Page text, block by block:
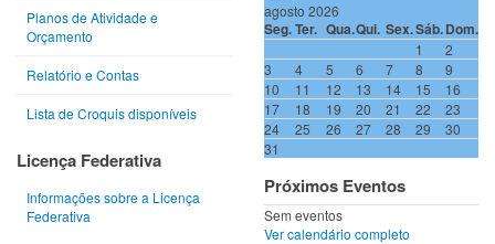
Planos de Atividade e
Orçamento
Relatório e Contas
Lista de Croquis disponíveis
Licença Federativa
Informações sobre a Licença
Federativa
agosto 2026
Seg.Ter. Qua.Qui. Sex.Sáb.Dom.
1
2
3
4 5 6 7 8
9
10
11 12 13 14 15
16
17
18 19 20 21 22
23
24
25 26 27 28 29
30
31
Próximos Eventos
Sem eventos
Ver calendário completo